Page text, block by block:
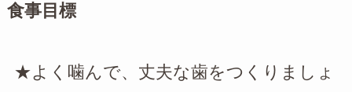
食事目標
★よく噛んで、丈夫な歯をつくりましょ